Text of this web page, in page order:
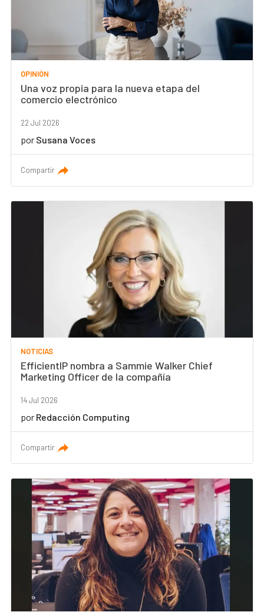
OPINIÓN
Una voz propia para la nueva etapa del
comercio electrónico
22 Jul 2026
por Susana Voces
Compartir
NOTICIAS
EfficientIP nombra a Sammie Walker Chief
Marketing Officer de la compañía
14 Jul 2026
por Redacción Computing
Compartir